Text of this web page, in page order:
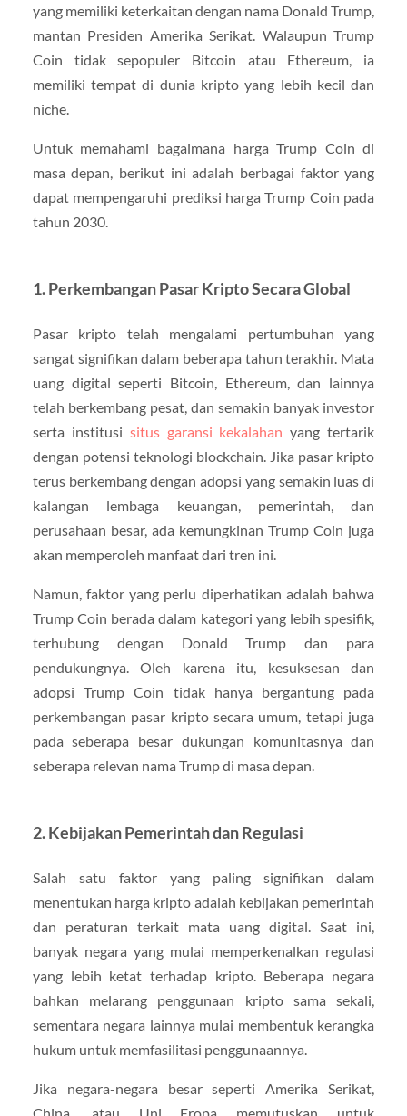
yang memiliki keterkaitan dengan nama Donald Trump,
mantan Presiden Amerika Serikat. Walaupun Trump
Coin tidak sepopuler Bitcoin atau Ethereum, ia
memiliki tempat di dunia kripto yang lebih kecil dan
niche.
Untuk memahami bagaimana harga Trump Coin di
masa depan, berikut ini adalah berbagai faktor yang
dapat mempengaruhi prediksi harga Trump Coin pada
tahun 2030.
1.Perkembangan Pasar Kripto Secara Global
Pasar kripto telah mengalami pertumbuhan yang
sangat signifikan dalam beberapa tahun terakhir. Mata
uang digital seperti Bitcoin, Ethereum, dan lainnya
telah berkembang pesat, dan semakin banyak investor
serta institusi situs garansi kekalahan yang tertarik
dengan potensi teknologi blockchain. Jika pasar kripto
terus berkembang dengan adopsi yang semakin luas di
kalangan lembaga keuangan, pemerintah, dan
perusahaan besar, ada kemungkinan Trump Coin juga
akan memperoleh manfaat dari tren ini.
Namun, faktor yang perlu diperhatikan adalah bahwa
Trump Coin berada dalam kategori yang lebih spesifik,
terhubung dengan Donald Trump dan para
pendukungnya. Oleh karena itu, kesuksesan dan
adopsi Trump Coin tidak hanya bergantung pada
perkembangan pasar kripto secara umum, tetapi juga
pada seberapa besar dukungan komunitasnya dan
seberapa relevan nama Trump di masa depan.
2.Kebijakan Pemerintah dan Regulasi
Salah satu faktor yang paling signifikan dalam
menentukan harga kripto adalah kebijakan pemerintah
dan peraturan terkait mata uang digital. Saat ini,
banyak negara yang mulai memperkenalkan regulasi
yang lebih ketat terhadap kripto. Beberapa negara
bahkan melarang penggunaan kripto sama sekali,
sementara negara lainnya mulai membentuk kerangka
hukum untuk memfasilitasi penggunaannya.
Jika negara-negara besar seperti Amerika Serikat,